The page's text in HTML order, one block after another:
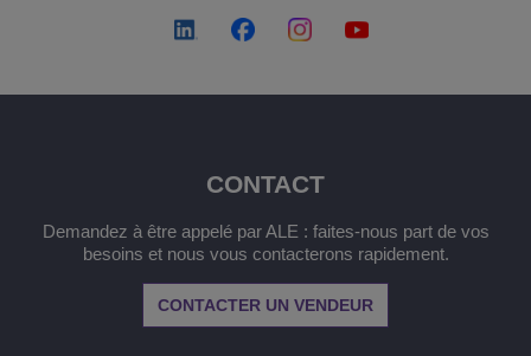
CONTACT
Demandez à être appelé par ALE : faites-nous part de vos
besoins et nous vous contacterons rapidement.
CONTACTER UN VENDEUR